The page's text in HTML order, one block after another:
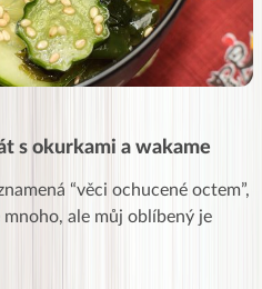
s okurkami a wakame
“věci ochucené octem”,
ale můj oblíbený je